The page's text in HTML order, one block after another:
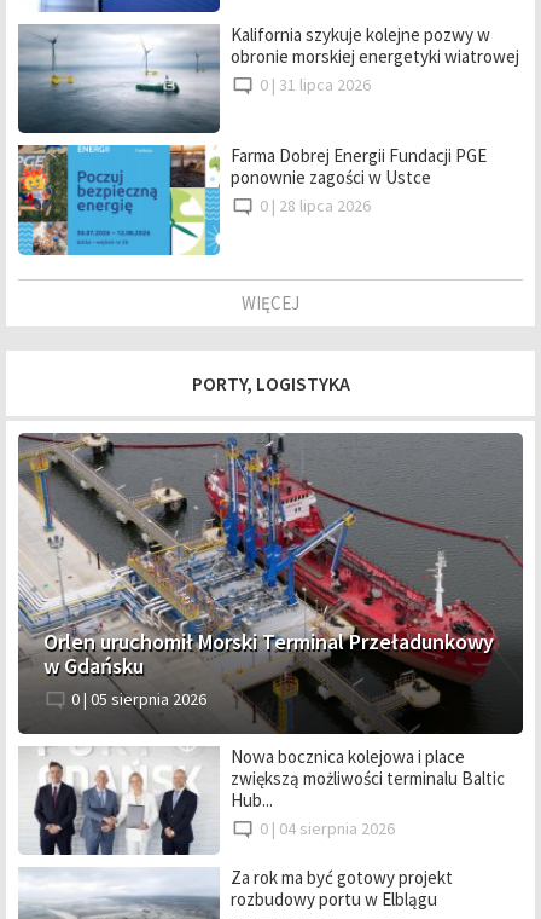
Kalifornia szykuje kolejne pozwy w
obronie morskiej energetyki wiatrowej
0 | 31 lipca 2026
Farma Dobrej Energii Fundacji PGE
ponownie zagości w Ustce
0 | 28 lipca 2026
WIĘCEJ
PORTY, LOGISTYKA
Orlen uruchomił Morski Terminal Przeładunkowy
w Gdańsku
0 | 05 sierpnia 2026
Nowa bocznica kolejowa i place
zwiększą możliwości terminalu Baltic
Hub...
0 | 04 sierpnia 2026
Za rok ma być gotowy projekt
rozbudowy portu w Elblągu